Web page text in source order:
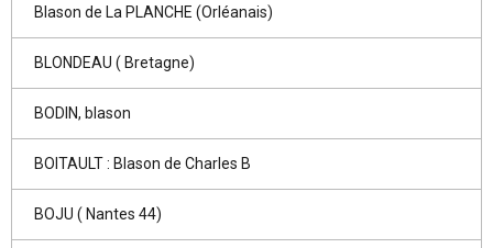
Blason de La PLANCHE (Orléanais)
BLONDEAU ( Bretagne)
BODIN, blason
BOITAULT : Blason de Charles B
BOJU ( Nantes 44)